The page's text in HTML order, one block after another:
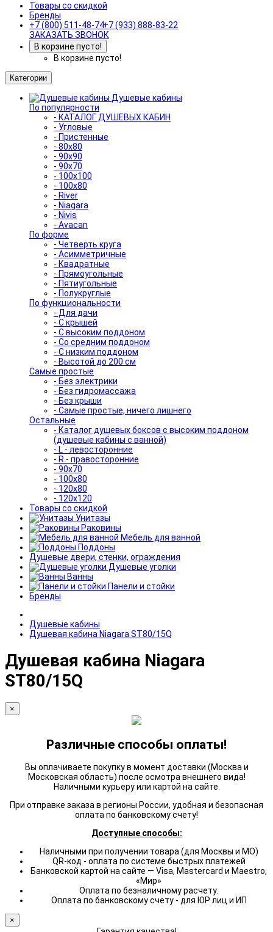
Товары со скидкой
Бренды
+7 (800) 511-48-74+7 (933) 888-83-22
ЗАКАЗАТЬ ЗВОНОК
В корзине пусто!
В корзине пусто!
Категории
Душевые кабины
По популярности
- КАТАЛОГ ДУШЕВЫХ КАБИН
- Угловые
- Пристенные
- 80x80
- 90x90
- 90x70
- 100x100
- 100x80
- River
- Niagara
- Nivis
- Avacan
По форме
- Четверть круга
- Асимметричные
- Квадратные
- Прямоугольные
- Пятиугольные
- Полукруглые
По функциональности
- Для дачи
- С крышей
- С высоким поддоном
- Со средним поддоном
- С низким поддоном
- Высотой до 200 см
Самые простые
- Без электрики
- Без гидромассажа
- Без крыши
- Самые простые, ничего лишнего
Остальные
- Каталог душевых боксов с высоким поддоном
(душевые кабины с ванной)
- L - левосторонние
- R - правосторонние
- 90x70
- 100x80
- 120x80
- 120x120
Товары со скидкой
Унитазы
Раковины
Мебель для ванной
Поддоны
Душевые двери, стенки, ограждения
Душевые уголки
Ванны
Панели и стойки
Бренды
Душевые кабины
Душевая кабина Niagara ST80/15Q
Душевая кабина Niagara
ST80/15Q
×
Различные способы оплаты!
Вы оплачиваете покупку в момент доставки (Москва и
Московская область) после осмотра внешнего вида!
Наличными курьеру или картой на сайте.
При отправке заказа в регионы России, удобная и безопасная
оплата по банковскому счету!
Доступные способы:
Наличными при получении товара (для Москвы и МО)
QR-код - оплата по системе быстрых платежей
Банковской картой на сайте — Visa, Mastercard и Maestro,
«Мир»
Оплата по безналичному расчету.
Оплата по банковскому счету - для ЮР лиц и ИП
×